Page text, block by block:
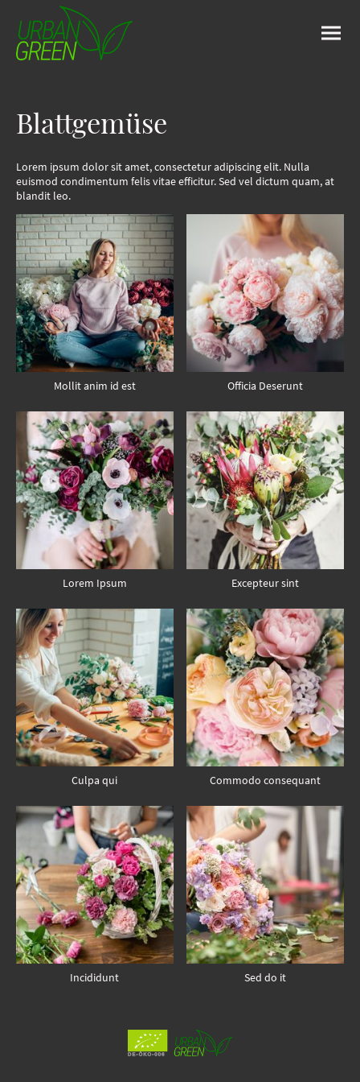
Blattgemüse
Lorem ipsum dolor sit amet, consectetur adipiscing elit. Nulla
euismod condimentum felis vitae efficitur. Sed vel dictum quam, at
blandit leo.
Mollit anim id est Officia Deserunt
Lorem Ipsum Excepteur sint
Culpa qui Commodo consequant
Incididunt Sed do it